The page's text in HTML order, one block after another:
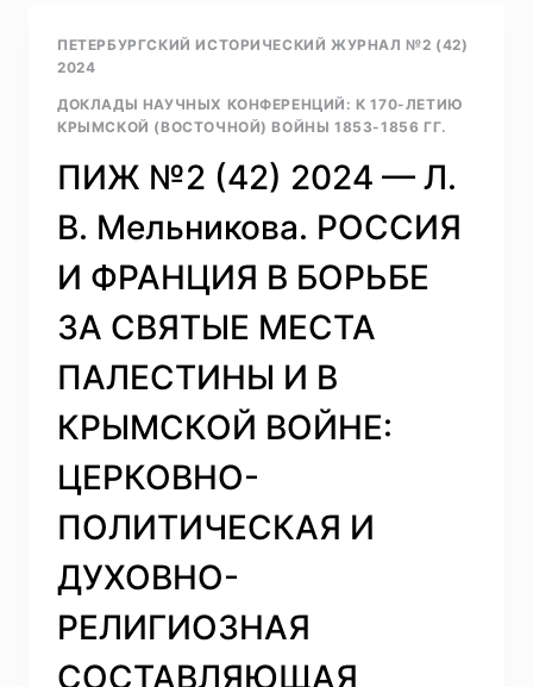
ВОЙНА
В
ФИНЛЯНДИИ
И
ВЛИЯНИЕ
РОССИЙСКО-
ОТНОШЕНИЯ
ПЕТЕРБУРГСКИЙ ИСТОРИЧЕСКИЙ ЖУРНАЛ №2 (42)
2024
ДОКЛАДЫ НАУЧНЫХ КОНФЕРЕНЦИЙ: К 170-ЛЕТИЮ
КРЫМСКОЙ (ВОСТОЧНОЙ) ВОЙНЫ 1853-1856 ГГ.
ПИЖ №2 (42) 2024 — Л.
В. Мельникова. РОССИЯ
И ФРАНЦИЯ В БОРЬБЕ
ЗА СВЯТЫЕ МЕСТА
ПАЛЕСТИНЫ И В
КРЫМСКОЙ ВОЙНЕ:
ЦЕРКОВНО-
ПОЛИТИЧЕСКАЯ И
ДУХОВНО-
РЕЛИГИОЗНАЯ
СОСТАВЛЯЮЩАЯ